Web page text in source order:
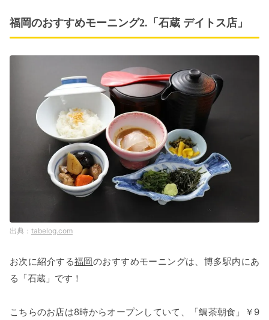
福岡のおすすめモーニング2.「石蔵 デイトス店」
tabelog.com
お次に紹介する福岡のおすすめモーニングは、博多駅内にあ
る「石蔵」です！
こちらのお店は8時からオープンしていて、「鯛茶朝食」￥9